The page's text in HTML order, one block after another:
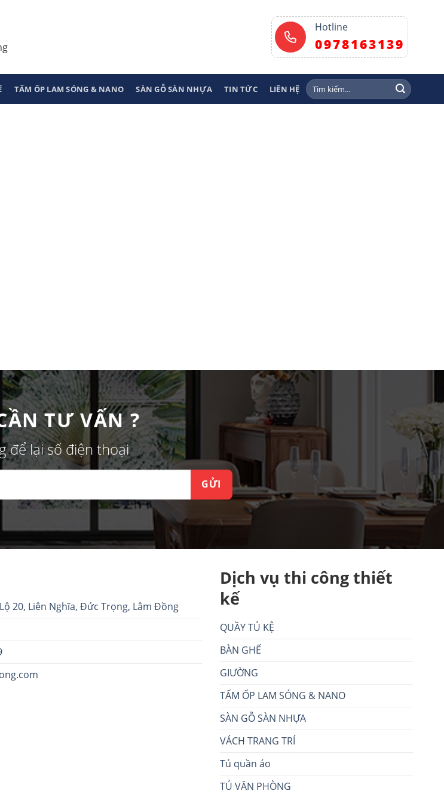
Hotline
0978163139
TẤM ỐP LAM SÓNG & NANO SÀN GỖ SÀN NHỰA TIN TỨC LIÊN HỆ
Tìm
kiếm:
TƯ VẤN ?
để lại số điện thoại
20, Liên Nghĩa, Đức Trọng, Lâm Đồng
Dịch vụ thi công thiết
kế
QUẦY TỦ KỆ
BÀN GHẾ
GIƯỜNG
TẤM ỐP LAM SÓNG & NANO
SÀN GỖ SÀN NHỰA
VÁCH TRANG TRÍ
Tủ quần áo
TỦ VĂN PHÒNG